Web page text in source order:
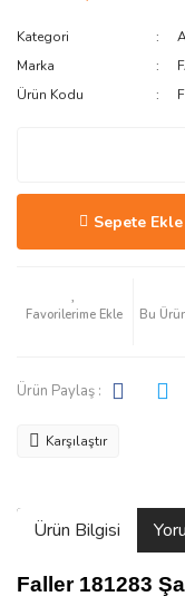
Kategori
Marka
Ürün Kodu
Sepete Ekle
Bu
Ürün Paylaş :
Karşılaştır
Ürün Bilgisi
Faller 181283